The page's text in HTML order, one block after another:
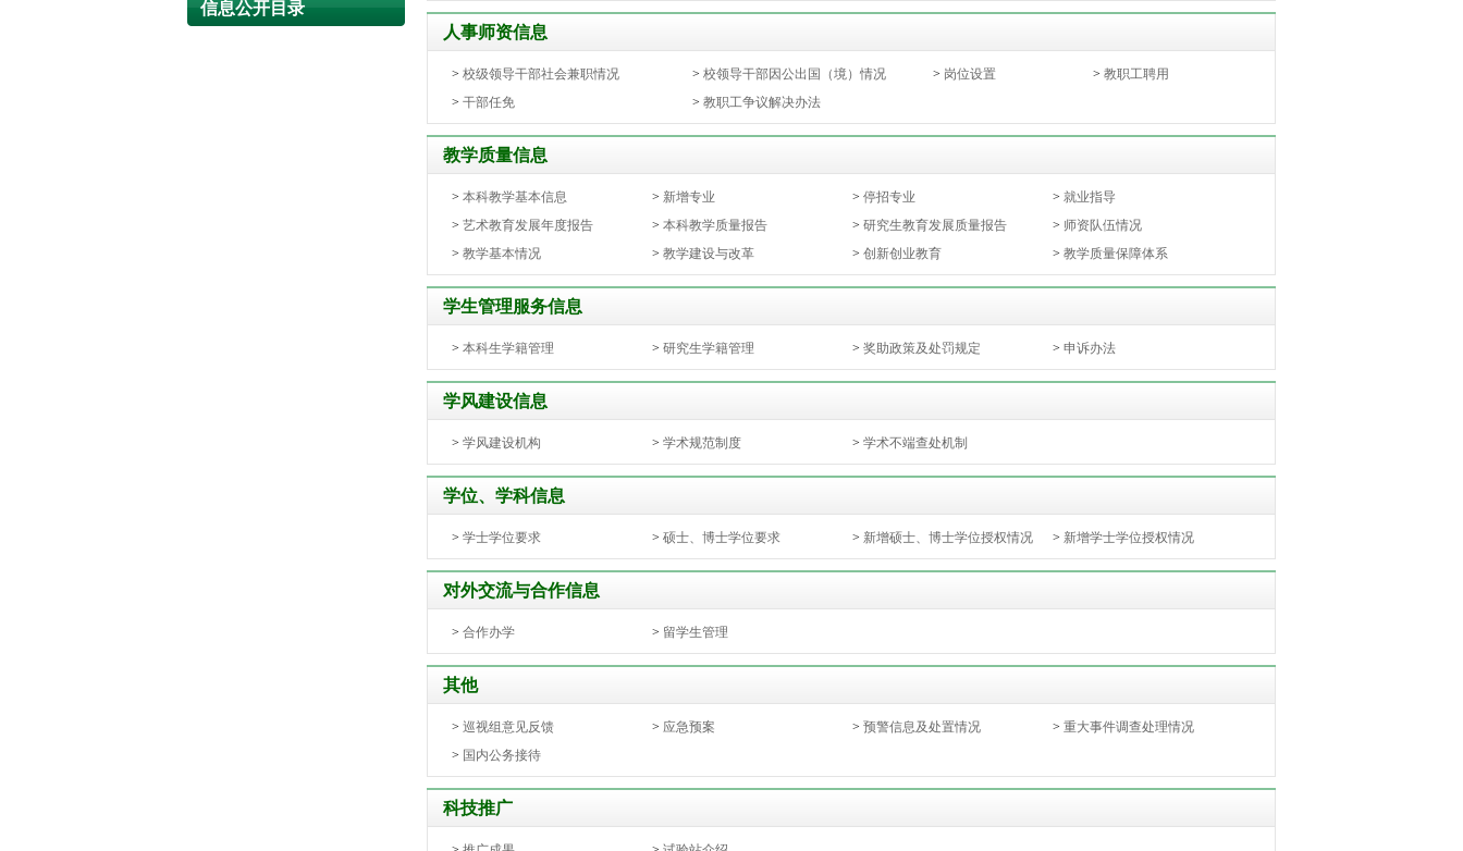
信息公开目录
人事师资信息
> 校级领导干部社会兼职情况 > 校领导干部因公出国（境）情况 > 岗位设置 > 教职工聘用
> 干部任免 > 教职工争议解决办法
教学质量信息
> 本科教学基本信息 > 新增专业 > 停招专业 > 就业指导
> 艺术教育发展年度报告 > 本科教学质量报告 > 研究生教育发展质量报告 > 师资队伍情况
> 教学基本情况 > 教学建设与改革 > 创新创业教育 > 教学质量保障体系
学生管理服务信息
> 本科生学籍管理 > 研究生学籍管理 > 奖助政策及处罚规定 > 申诉办法
学风建设信息
> 学风建设机构 > 学术规范制度 > 学术不端查处机制
学位、学科信息
> 学士学位要求 > 硕士、博士学位要求 > 新增硕士、博士学位授权情况 > 新增学士学位授权情况
对外交流与合作信息
> 合作办学 > 留学生管理
其他
> 巡视组意见反馈 > 应急预案 > 预警信息及处置情况 > 重大事件调查处理情况
> 国内公务接待
科技推广